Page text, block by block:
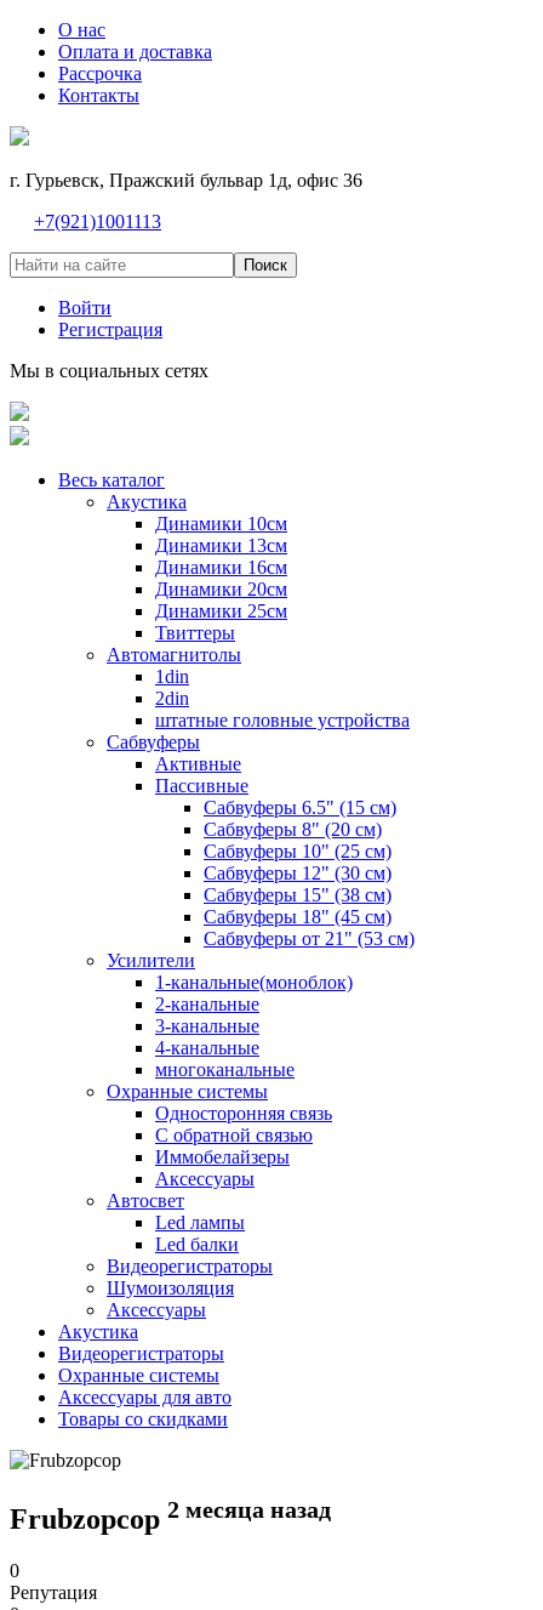
О нас
Оплата и доставка
Рассрочка
Контакты
г. Гурьевск, Пражский бульвар 1д, офис 36
+7(921)1001113
Поиск
Войти
Регистрация
Мы в социальных сетях
Весь каталог
Акустика
Динамики 10см
Динамики 13см
Динамики 16см
Динамики 20см
Динамики 25см
Твиттеры
Автомагнитолы
1din
2din
штатные головные устройства
Сабвуферы
Активные
Пассивные
Сабвуферы 6.5" (15 см)
Сабвуферы 8" (20 см)
Сабвуферы 10" (25 см)
Сабвуферы 12" (30 см)
Сабвуферы 15" (38 см)
Сабвуферы 18" (45 см)
Сабвуферы от 21" (53 см)
Усилители
1-канальные(моноблок)
2-канальные
3-канальные
4-канальные
многоканальные
Охранные системы
Односторонняя связь
С обратной связью
Иммобелайзеры
Аксессуары
Автосвет
Led лампы
Led балки
Видеорегистраторы
Шумоизоляция
Аксессуары
Акустика
Видеорегистраторы
Охранные системы
Аксессуары для авто
Товары со скидками
Frubzopcop 2 месяца назад
0
Репутация